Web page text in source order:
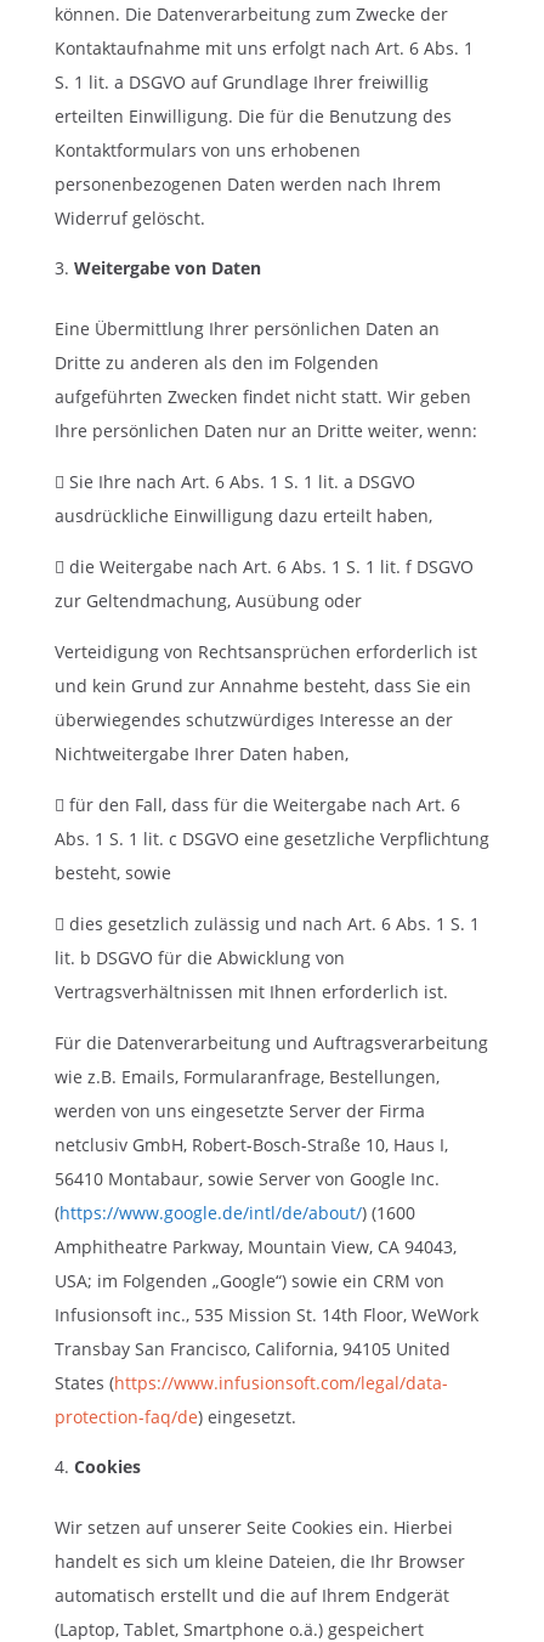
können. Die Datenverarbeitung zum Zwecke der
Kontaktaufnahme mit uns erfolgt nach Art. 6 Abs. 1
S. 1 lit. a DSGVO auf Grundlage Ihrer freiwillig
erteilten Einwilligung. Die für die Benutzung des
Kontaktformulars von uns erhobenen
personenbezogenen Daten werden nach Ihrem
Widerruf gelöscht.
Weitergabe von Daten
Eine Übermittlung Ihrer persönlichen Daten an
Dritte zu anderen als den im Folgenden
aufgeführten Zwecken findet nicht statt. Wir geben
Ihre persönlichen Daten nur an Dritte weiter, wenn:
 Sie Ihre nach Art. 6 Abs. 1 S. 1 lit. a DSGVO
ausdrückliche Einwilligung dazu erteilt haben,
 die Weitergabe nach Art. 6 Abs. 1 S. 1 lit. f DSGVO
zur Geltendmachung, Ausübung oder
Verteidigung von Rechtsansprüchen erforderlich ist
und kein Grund zur Annahme besteht, dass Sie ein
überwiegendes schutzwürdiges Interesse an der
Nichtweitergabe Ihrer Daten haben,
 für den Fall, dass für die Weitergabe nach Art. 6
Abs. 1 S. 1 lit. c DSGVO eine gesetzliche Verpflichtung
besteht, sowie
 dies gesetzlich zulässig und nach Art. 6 Abs. 1 S. 1
lit. b DSGVO für die Abwicklung von
Vertragsverhältnissen mit Ihnen erforderlich ist.
Für die Datenverarbeitung und Auftragsverarbeitung
wie z.B. Emails, Formularanfrage, Bestellungen,
werden von uns eingesetzte Server der Firma
netclusiv GmbH, Robert-Bosch-Straße 10, Haus I,
56410 Montabaur, sowie Server von Google Inc.
(https://www.google.de/intl/de/about/) (1600
Amphitheatre Parkway, Mountain View, CA 94043,
USA; im Folgenden „Google“) sowie ein CRM von
Infusionsoft inc., 535 Mission St. 14th Floor, WeWork
Transbay San Francisco, California, 94105 United
States (https://www.infusionsoft.com/legal/data-
protection-faq/de) eingesetzt.
Cookies
Wir setzen auf unserer Seite Cookies ein. Hierbei
handelt es sich um kleine Dateien, die Ihr Browser
automatisch erstellt und die auf Ihrem Endgerät
(Laptop, Tablet, Smartphone o.ä.) gespeichert